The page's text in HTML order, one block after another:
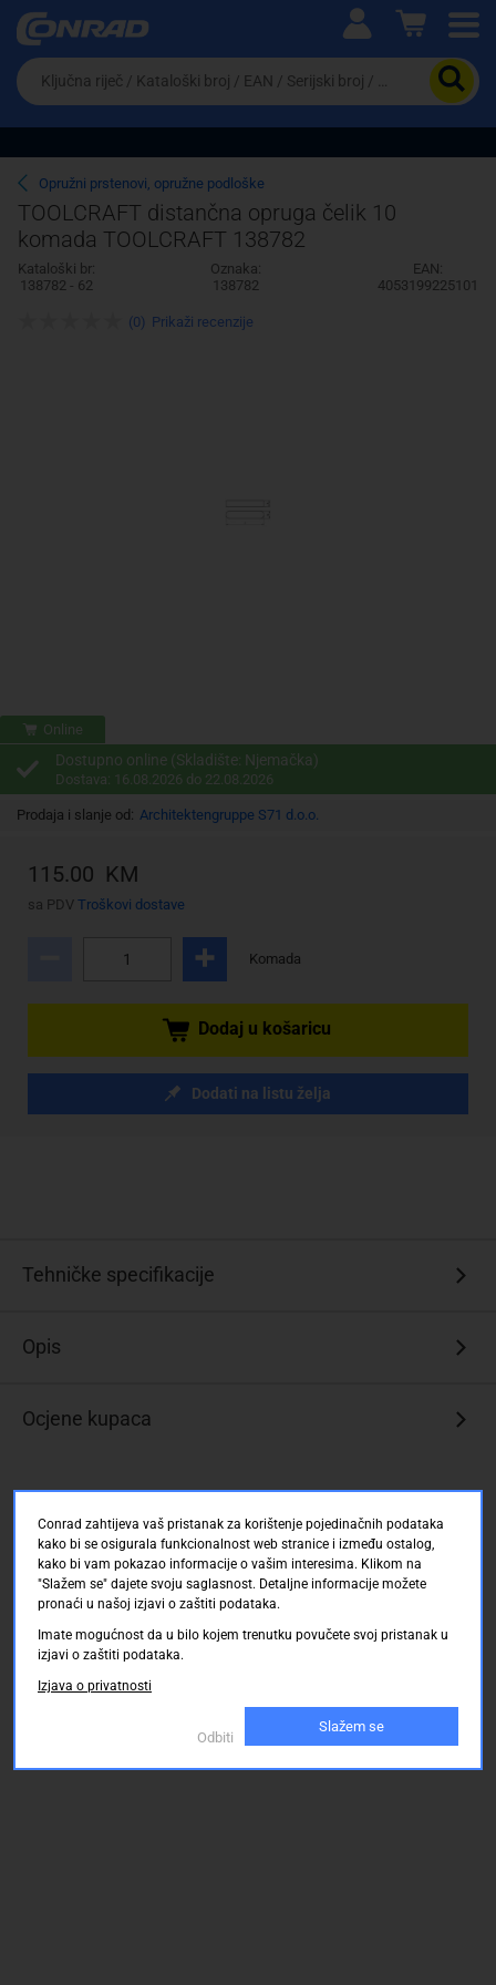
Ova postavka prilagođava asortiman proizvoda i
cijene vašim potrebama.
Pravno lice
Da
biste
potražili
proizvod,
unesite
ključnu
riječ,
kataloški
broj,
EAN
ili
Opružni prstenovi, opružne podloške
TOOLCRAFT distančna opruga čelik 10
komada TOOLCRAFT 138782
Kataloški br:
138782 - 62
Oznaka:
138782
EAN:
4053199225101
Online
Dostupno online (Skladište: Njemačka)
Dostava: 16.08.2026 do 22.08.2026
Prodaja i slanje od: Architektengruppe S71 d.o.o.
115.00 KM
sa PDV Troškovi dostave
Komada
Dodaj u košaricu
Dodati na listu želja
(0) Prikaži recenzije
Tehničke specifikacije
Opis
Ocjene kupaca
Conrad zahtijeva vaš pristanak za korištenje pojedinačnih podataka
kako bi se osigurala funkcionalnost web stranice i između ostalog,
kako bi vam pokazao informacije o vašim interesima. Klikom na
"Slažem se" dajete svoju saglasnost. Detaljne informacije možete
pronaći u našoj izjavi o zaštiti podataka.
Imate mogućnost da u bilo kojem trenutku povučete svoj pristanak u
izjavi o zaštiti podataka.
Izjava o privatnosti
Odbiti
Slažem se